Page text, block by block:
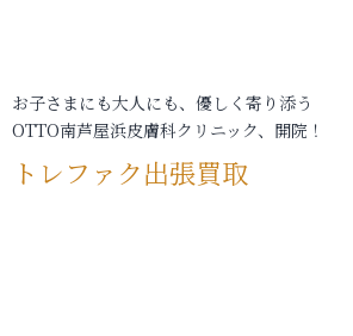
お子さまにも大人にも、優しく寄り添う
OTTO南芦屋浜皮膚科クリニック、開院！
トレファク出張買取